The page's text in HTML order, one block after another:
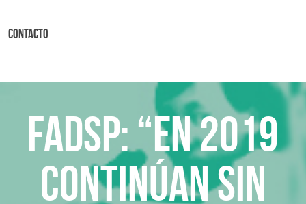
Contacto
FADSP: “En 2019
continúan sin